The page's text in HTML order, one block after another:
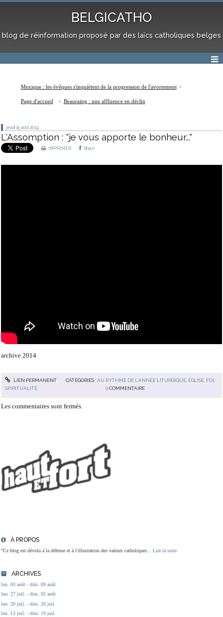
BELGICATHO
blog de réinformation proposé par des laïcs catholiques belges
À PROPOS
"Ce blog est dévolu à la défense et à l'illustration des valeurs catholiques... Lire la suite
ARCHIVES
lun. 03 août - dim. 09 août
lun. 27 juil. - dim. 02 août
lun. 20 juil. - dim. 26 juil.
lun. 13 juil. - dim. 19 juil.
Mexique : les évêques s'inquiètent de la progression de l'avortement
Page d'accueil Beauraing : une affluence en déclin
jeudi 15 août 2019
L'Assomption : "je vous apporte le bonheur..."
IMPRIMER Share
archive 2014
LIEN PERMANENT CATÉGORIES :AU RYTHME DE L'ANNÉE LITURGIQUE, EGLISE, FOI,
SPIRITUALITÉ
0 COMMENTAIRE
Les commentaires sont fermés.